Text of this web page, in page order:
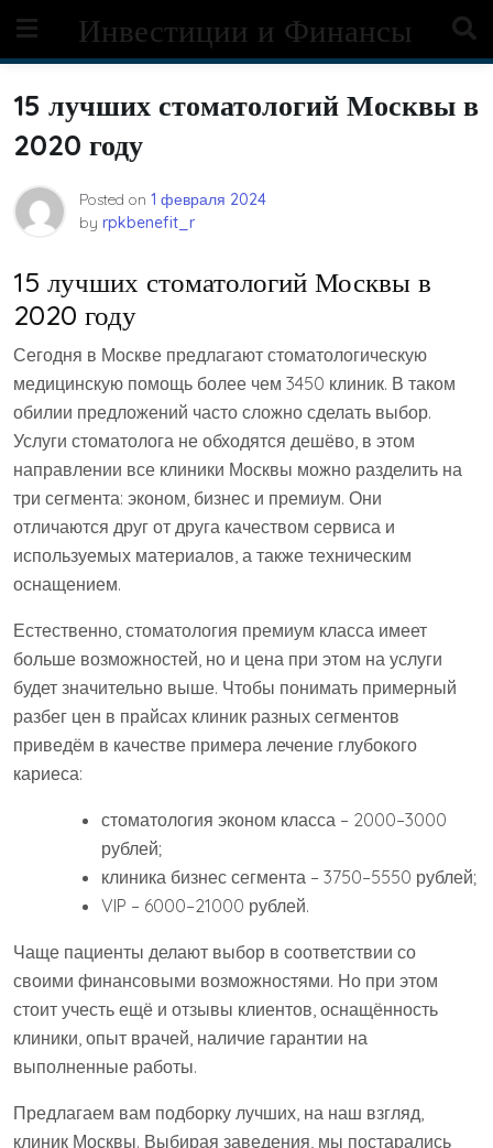
content
Инвестиции и Финансы
15 лучших стоматологий Москвы в
2020 году
Posted on 1 февраля 2024
by rpkbenefit_r
15 лучших стоматологий Москвы в
2020 году
Сегодня в Москве предлагают стоматологическую
медицинскую помощь более чем 3450 клиник. В таком
обилии предложений часто сложно сделать выбор.
Услуги стоматолога не обходятся дешёво, в этом
направлении все клиники Москвы можно разделить на
три сегмента: эконом, бизнес и премиум. Они
отличаются друг от друга качеством сервиса и
используемых материалов, а также техническим
оснащением.
Естественно, стоматология премиум класса имеет
больше возможностей, но и цена при этом на услуги
будет значительно выше. Чтобы понимать примерный
разбег цен в прайсах клиник разных сегментов
приведём в качестве примера лечение глубокого
кариеса:
стоматология эконом класса – 2000–3000
рублей;
клиника бизнес сегмента – 3750–5550 рублей;
VIP – 6000–21000 рублей.
Чаще пациенты делают выбор в соответствии со
своими финансовыми возможностями. Но при этом
стоит учесть ещё и отзывы клиентов, оснащённость
клиники, опыт врачей, наличие гарантии на
выполненные работы.
Предлагаем вам подборку лучших, на наш взгляд,
клиник Москвы. Выбирая заведения, мы постарались